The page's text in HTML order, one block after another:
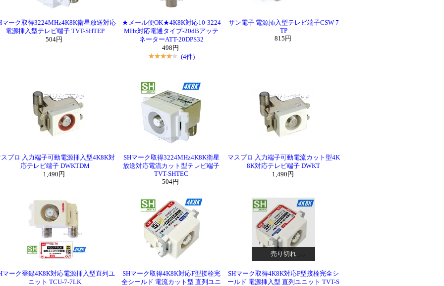
マーク取得3224MHz4K8K衛星放送対応
電源挿入型テレビ端子 TVT-SHTEP
504円
★メール便OK★4K8K対応10-3224
MHz対応電通タイプ-20dBアッテ
ネーターATT-20DPS32
498円
(4件)
サン電子 電源挿入型テレビ端子CSW-7
TP
815円
プロ 入力端子可動電源挿入型4K8K対
応テレビ端子 DWKTDM
1,490円
SHマーク取得3224MHz4K8K衛星
放送対応電流カット型テレビ端子
TVT-SHTEC
504円
マスプロ 入力端子可動電流カット型4K
8K対応テレビ端子 DWKT
1,490円
売り切れ
マーク登録4K8K対応電源挿入型直列ユ
ニット TCU-7-7LK
SHマーク取得4K8K対応F型接栓完
全シールド 電流カット型 直列ユニ
SHマーク取得4K8K対応F型接栓完全シ
ールド 電源挿入型 直列ユニット TVT-S